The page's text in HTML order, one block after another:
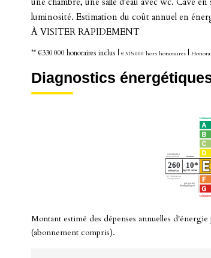
luminosité. Estimation du coût annuel en
À VISITER RAPIDEMENT
** €330 000 honoraires inclus €315 000 hors honoraires
Diagnostics
Montant estimé des dépenses annuelles
(abonnement compris).